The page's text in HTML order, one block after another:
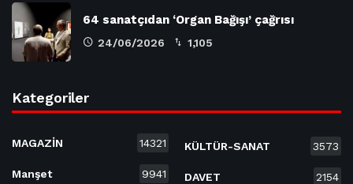
64 sanatçıdan ‘Organ Bağışı’ çağrısı
24/06/2026 1,105
Kategoriler
MAGAZİN 14321
Manşet 9941
KÜLTÜR-SANAT 3573
DAVET 2154